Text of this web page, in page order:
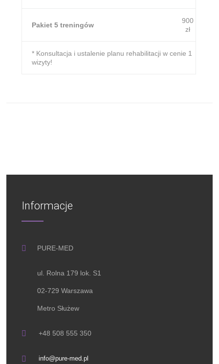
Pakiet 5 treningów
900
zł
* Konsultacja i ustalenie planu rehabilitacji w cenie 1
wizyty!
Informacje
PURE-MED
ul. Rolna 179 lok. S1
02-729 Warszawa
Metro Służew
+48 508 555 350
info@pure-med.pl